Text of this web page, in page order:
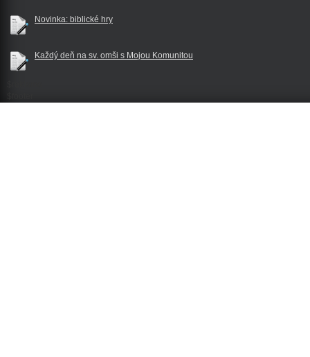
Novinka: biblické hry
Každý deň na sv. omši s Mojou Komunitou